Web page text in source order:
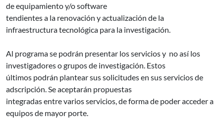
de equipamiento y/o software
tendientes a la renovación y actualización de la
infraestructura tecnológica para la investigación.
Al programa se podrán presentar los servicios y no así los
investigadores o grupos de investigación. Estos
últimos podrán plantear sus solicitudes en sus servicios de
adscripción. Se aceptarán propuestas
integradas entre varios servicios, de forma de poder acceder a
equipos de mayor porte.